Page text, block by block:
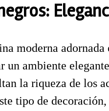
moderna
un ambiente
la riqueza de los
tipo de